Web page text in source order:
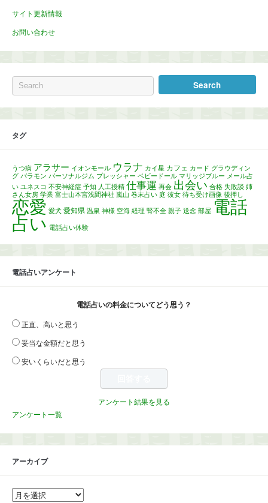
サイト更新情報
お問い合わせ
タグ
うつ病 アラサー イオンモール ウラナ カイ星 カフェ カード グラウディン
グ バラモン パーソナルジム プレッシャー ベビードール マリッジブルー メール占
い ユネスコ 不安神経症 予知 人工授精 仕事運 再会 出会い 合格 失敗談 姉
さん女房 学業 富士山本宮浅間神社 嵐山 巻末占い 庭 彼女 待ち受け画像 後押し
恋愛 愛犬 愛知県 温泉 神様 空海 経理 腎不全 親子 送念 部屋 電話
占い 電話占い体験
電話占いアンケート
電話占いの料金についてどう思う？
正直、高いと思う
妥当な金額だと思う
安いくらいだと思う
アンケート結果を見る
アンケート一覧
アーカイブ
ア
ー